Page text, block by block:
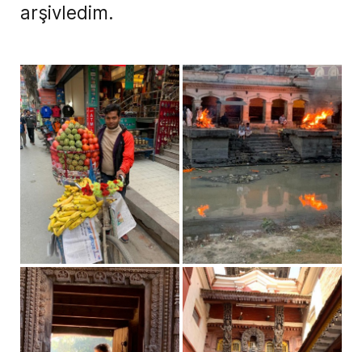
arşivledim.